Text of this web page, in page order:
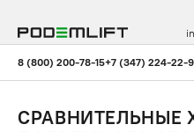
8 (800) 200-78-15+7 (347) 224-22-
СРАВНИТЕЛЬНЫЕ